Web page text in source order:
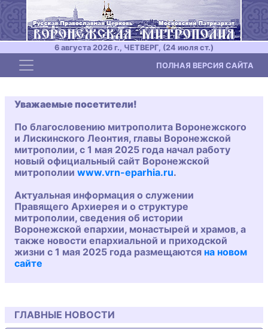
6 августа 2026 г., ЧЕТВЕРГ, (24 июля ст.)
Toggle navigation ПОЛНАЯ ВЕРСИЯ САЙТА
Уважаемые посетители!
По благословению митрополита Воронежского
и Лискинского Леонтия, главы Воронежской
митрополии, с 1 мая 2025 года начал работу
новый официальный сайт Воронежской
митрополии www.vrn-eparhia.ru.
Актуальная информация о служении
Правящего Архиерея и о структуре
митрополии, сведения об истории
Воронежской епархии, монастырей и храмов, а
также новости епархиальной и приходской
жизни с 1 мая 2025 года размещаются на новом
сайте
ГЛАВНЫЕ НОВОСТИ